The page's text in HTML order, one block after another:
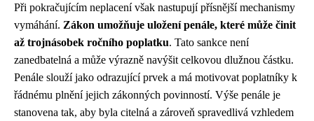
Při pokračujícím neplacení však nastupují přísnější mechanismy
vymáhání. Zákon umožňuje uložení penále, které může činit
až trojnásobek ročního poplatku. Tato sankce není
zanedbatelná a může výrazně navýšit celkovou dlužnou částku.
Penále slouží jako odrazující prvek a má motivovat poplatníky k
řádnému plnění jejich zákonných povinností. Výše penále je
stanovena tak, aby byla citelná a zároveň spravedlivá vzhledem